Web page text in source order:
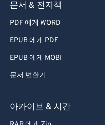
문서 & 전자책
PDF 에게 WORD
EPUB 에게 PDF
EPUB 에게 MOBI
문서 변환기
아카이브 & 시간